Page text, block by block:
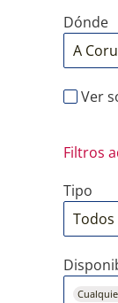
Dónde
Ver
Filtros
Tipo